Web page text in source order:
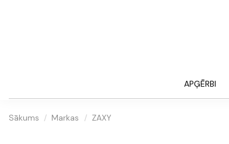
APĢĒRBI
Sākums Markas ZAXY